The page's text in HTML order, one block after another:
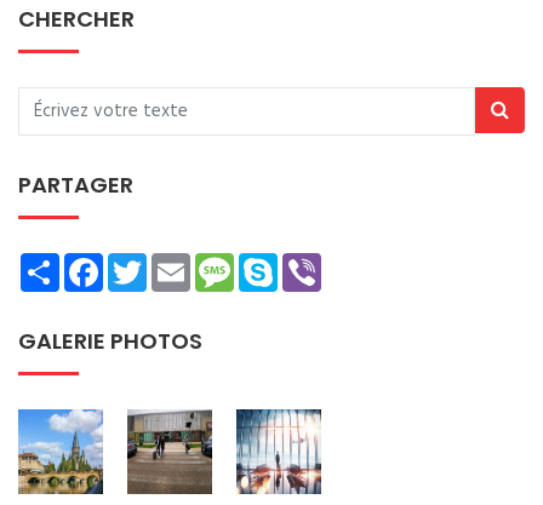
CHERCHER
PARTAGER
ShareFacebookTwitterEmailMessage
Skype
GALERIE PHOTOS